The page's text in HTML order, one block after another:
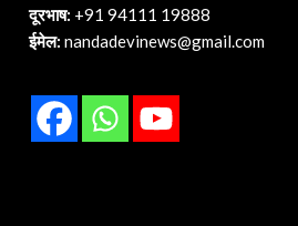
दूरभाष: +91 94111 19888
ईमेल:nandadevinews@gmail.com